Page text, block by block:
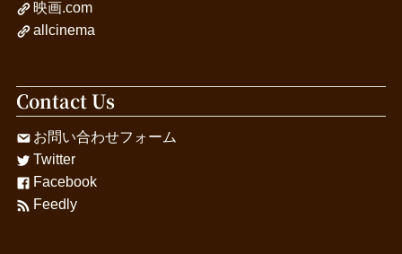
映画.com
allcinema
Contact Us
お問い合わせフォーム
Twitter
Facebook
Feedly